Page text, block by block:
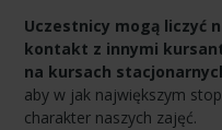
Uczestnicy mogą liczyć
kontakt z innymi
na kursach
aby w jak największym
charakter naszych zajęć.